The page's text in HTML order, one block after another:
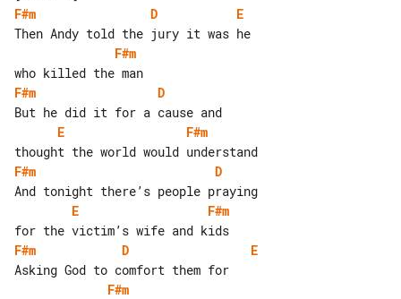
F#m
D
E
F#m
F#m
D
E
F#m
F#m
D
E
F#m
F#m
D
E
F#m